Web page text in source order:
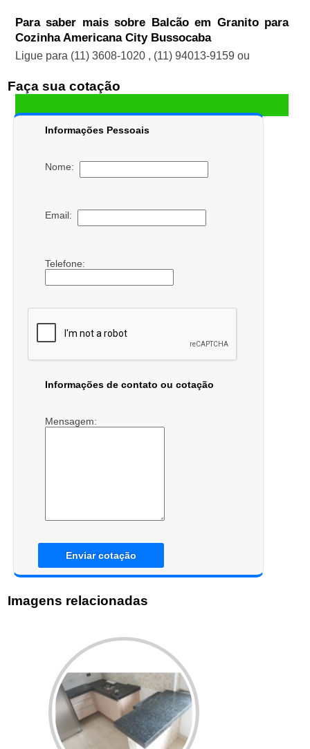
Para saber mais sobre Balcão em Granito para
Cozinha Americana City Bussocaba
Ligue para (11) 3608-1020 , (11) 94013-9159 ou
Faça sua cotação
Informações Pessoais
Nome:
Email:
Telefone:
Informações de contato ou cotação
Mensagem:
Enviar cotação
Imagens relacionadas